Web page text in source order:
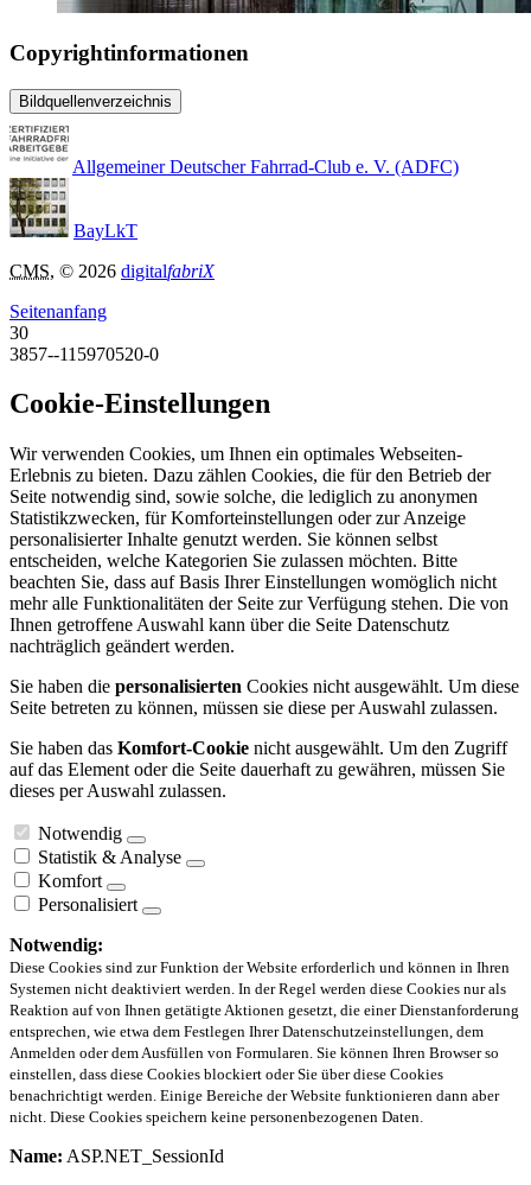
Copyrightinformationen
Bildquellenverzeichnis
Allgemeiner Deutscher Fahrrad-Club e. V. (ADFC)
BayLkT
CMS, © 2026 digitalfabriX
Seitenanfang
30
3857--115970520-0
Cookie-Einstellungen
Wir verwenden Cookies, um Ihnen ein optimales Webseiten-
Erlebnis zu bieten. Dazu zählen Cookies, die für den Betrieb der
Seite notwendig sind, sowie solche, die lediglich zu anonymen
Statistikzwecken, für Komforteinstellungen oder zur Anzeige
personalisierter Inhalte genutzt werden. Sie können selbst
entscheiden, welche Kategorien Sie zulassen möchten. Bitte
beachten Sie, dass auf Basis Ihrer Einstellungen womöglich nicht
mehr alle Funktionalitäten der Seite zur Verfügung stehen. Die von
Ihnen getroffene Auswahl kann über die Seite Datenschutz
nachträglich geändert werden.
Sie haben die personalisierten Cookies nicht ausgewählt. Um diese
Seite betreten zu können, müssen sie diese per Auswahl zulassen.
Sie haben das Komfort-Cookie nicht ausgewählt. Um den Zugriff
auf das Element oder die Seite dauerhaft zu gewähren, müssen Sie
dieses per Auswahl zulassen.
Notwendig
Statistik & Analyse
Komfort
Personalisiert
Notwendig:
Diese Cookies sind zur Funktion der Website erforderlich und können in Ihren
Systemen nicht deaktiviert werden. In der Regel werden diese Cookies nur als
Reaktion auf von Ihnen getätigte Aktionen gesetzt, die einer Dienstanforderung
entsprechen, wie etwa dem Festlegen Ihrer Datenschutzeinstellungen, dem
Anmelden oder dem Ausfüllen von Formularen. Sie können Ihren Browser so
einstellen, dass diese Cookies blockiert oder Sie über diese Cookies
benachrichtigt werden. Einige Bereiche der Website funktionieren dann aber
nicht. Diese Cookies speichern keine personenbezogenen Daten.
Name: ASP.NET_SessionId